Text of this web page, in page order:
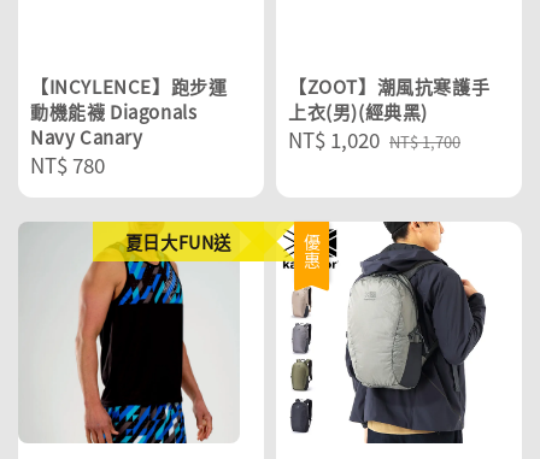
【INCYLENCE】跑步運
動機能襪 Diagonals
Navy Canary
Regular
price
NT$ 780
【ZOOT】潮風抗寒護手
上衣(男)(經典黑)
Sale
NT$ 1,020 Regular
NT$ 1,700
夏日大FUN送 優惠